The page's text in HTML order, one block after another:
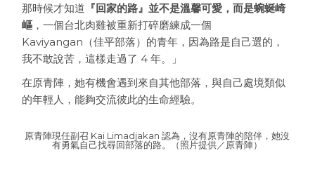
那時候才知道 『回家的路』並不是溫馨可愛，而是蜿蜒崎
嶇 ，一個台北肉雞被重新打碎磨練成一個
Kaviyangan（佳平部落）的青年，因為路是自己選的，
我不敢說苦，這樣走過了 4 年。」
在原青陣，她有機會遇到來自其他部落，與自己處境類似
的年輕人，能夠交流彼此的生命經驗。
原青陣現任副召 Kai Limadjakan 認為，沒有原青陣的陪伴，她沒
有勇氣自己找尋回部落的路。（照片提供／原青陣）